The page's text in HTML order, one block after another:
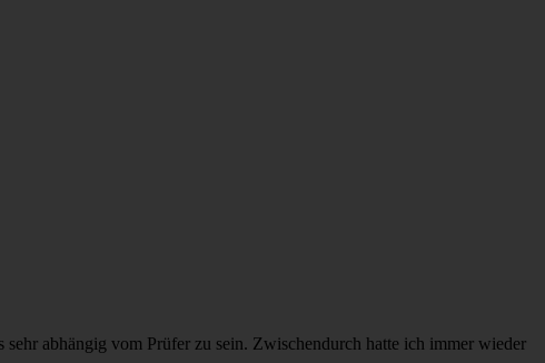
abhängig vom Prüfer zu sein. Zwischendurch hatte ich immer wieder